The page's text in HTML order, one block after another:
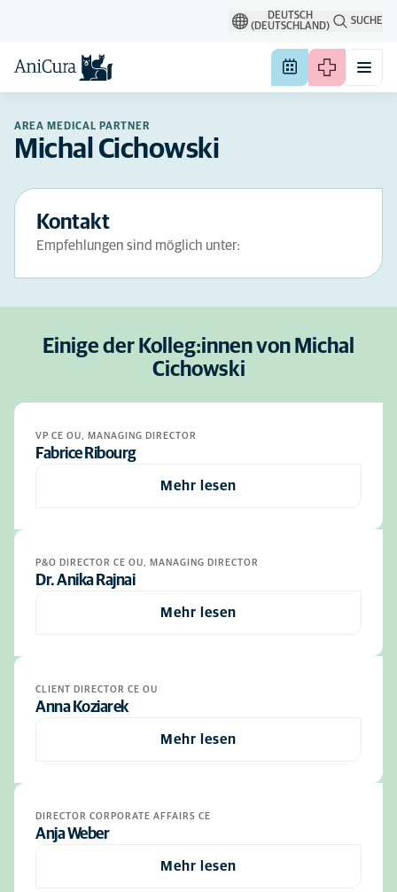
DEUTSCH
(DEUTSCHLAND)
SUCHE
AREA MEDICAL PARTNER
Michal Cichowski
Kontakt
Empfehlungen sind möglich unter:
Einige der Kolleg:innen von Michal
Cichowski
VP CE OU, MANAGING DIRECTOR
Fabrice Ribourg
Mehr lesen
P&O DIRECTOR CE OU, MANAGING DIRECTOR
Dr. Anika Rajnai
Mehr lesen
CLIENT DIRECTOR CE OU
Anna Koziarek
Mehr lesen
DIRECTOR CORPORATE AFFAIRS CE
Anja Weber
Mehr lesen